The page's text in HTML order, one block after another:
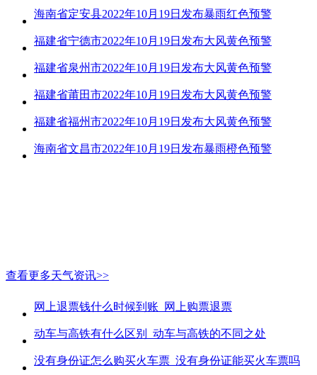
海南省定安县2022年10月19日发布暴雨红色预警
福建省宁德市2022年10月19日发布大风黄色预警
福建省泉州市2022年10月19日发布大风黄色预警
福建省莆田市2022年10月19日发布大风黄色预警
福建省福州市2022年10月19日发布大风黄色预警
海南省文昌市2022年10月19日发布暴雨橙色预警
查看更多天气资讯>>
网上退票钱什么时候到账_网上购票退票
动车与高铁有什么区别_动车与高铁的不同之处
没有身份证怎么购买火车票_没有身份证能买火车票吗